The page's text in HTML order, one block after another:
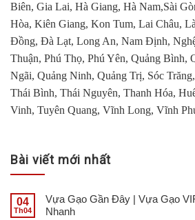
Biên, Gia Lai, Hà Giang, Hà Nam,Sài
Hòa, Kiên Giang, Kon Tum, Lai Châu,
Đồng, Đà Lạt, Long An, Nam Định,
Thuận, Phú Thọ, Phú Yên, Quảng Bình,
Ngãi, Quảng Ninh, Quảng Trị, Sóc
Thái Bình, Thái Nguyên, Thanh Hóa,
Vinh, Tuyên Quang, Vĩnh Long, Vĩnh
Bài viết mới nhất
04
Th04
Vựa Gạo Gần Đây | Vựa Gạo
Nhanh